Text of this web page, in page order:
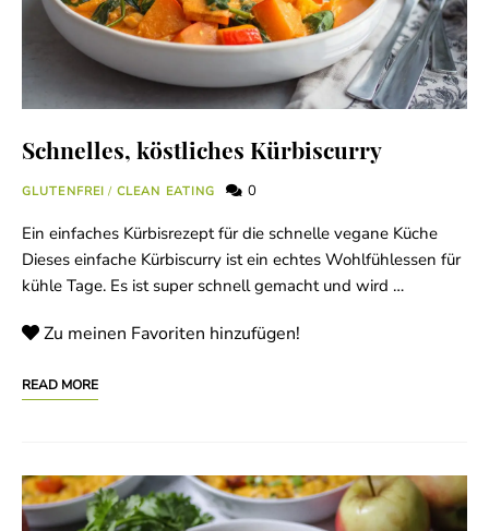
Schnelles, köstliches Kürbiscurry
GLUTENFREI / CLEAN EATING 0
Ein einfaches Kürbisrezept für die schnelle vegane Küche
Dieses einfache Kürbiscurry ist ein echtes Wohlfühlessen für
kühle Tage. Es ist super schnell gemacht und wird …
Zu meinen Favoriten hinzufügen!
READ MORE